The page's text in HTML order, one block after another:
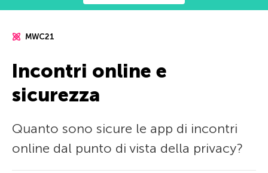
MWC21
Incontri online e
sicurezza
Quanto sono sicure le app di incontri
online dal punto di vista della privacy?